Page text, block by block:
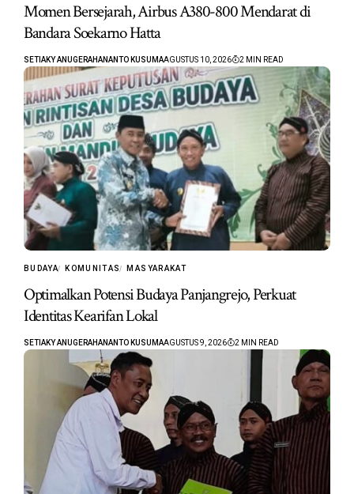
Momen Bersejarah, Airbus A380-800 Mendarat di
Bandara Soekarno Hatta
SETIAKY ANUGERAHANANTO KUSUMAAGUSTUS 10, 2026 2 MIN READ
BUDAYA KOMUNITAS MASYARAKAT
Optimalkan Potensi Budaya Panjangrejo, Perkuat
Identitas Kearifan Lokal
SETIAKY ANUGERAHANANTO KUSUMAAGUSTUS 9, 2026 2 MIN READ